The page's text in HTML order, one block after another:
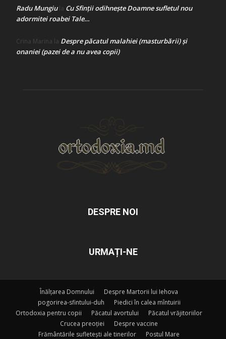
Radu Mungiula Cu Sfinții odihnește Doamne sufletul nou
adormitei roabei Tale…
Crina Marina la Despre păcatul malahiei (masturbării) şi
onaniei (pazei de a nu avea copii)
DESPRE NOI
URMAȚI-NE
Înălțarea Domnului
Despre Martorii lui Iehova
pogorirea-sfintului-duh
Piedici în calea mîntuirii
Ortodoxia pentru copii
Păcatul avortului
Păcatul vrăjitoriilor
Crucea preoției
Despre vaccine
Frământările sufletești ale tinerilor
Postul Mare